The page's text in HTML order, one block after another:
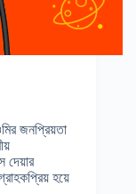
জনপ্রিয়তা
দেয়ার
হয়ে